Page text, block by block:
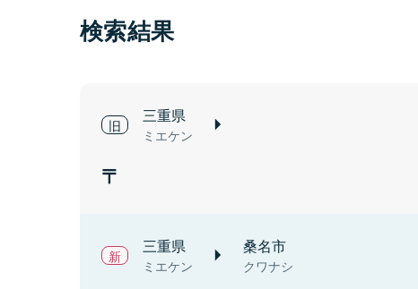
検索結果
三重県
ミエケン
三重県
ミエケン
桑名市
クワナシ